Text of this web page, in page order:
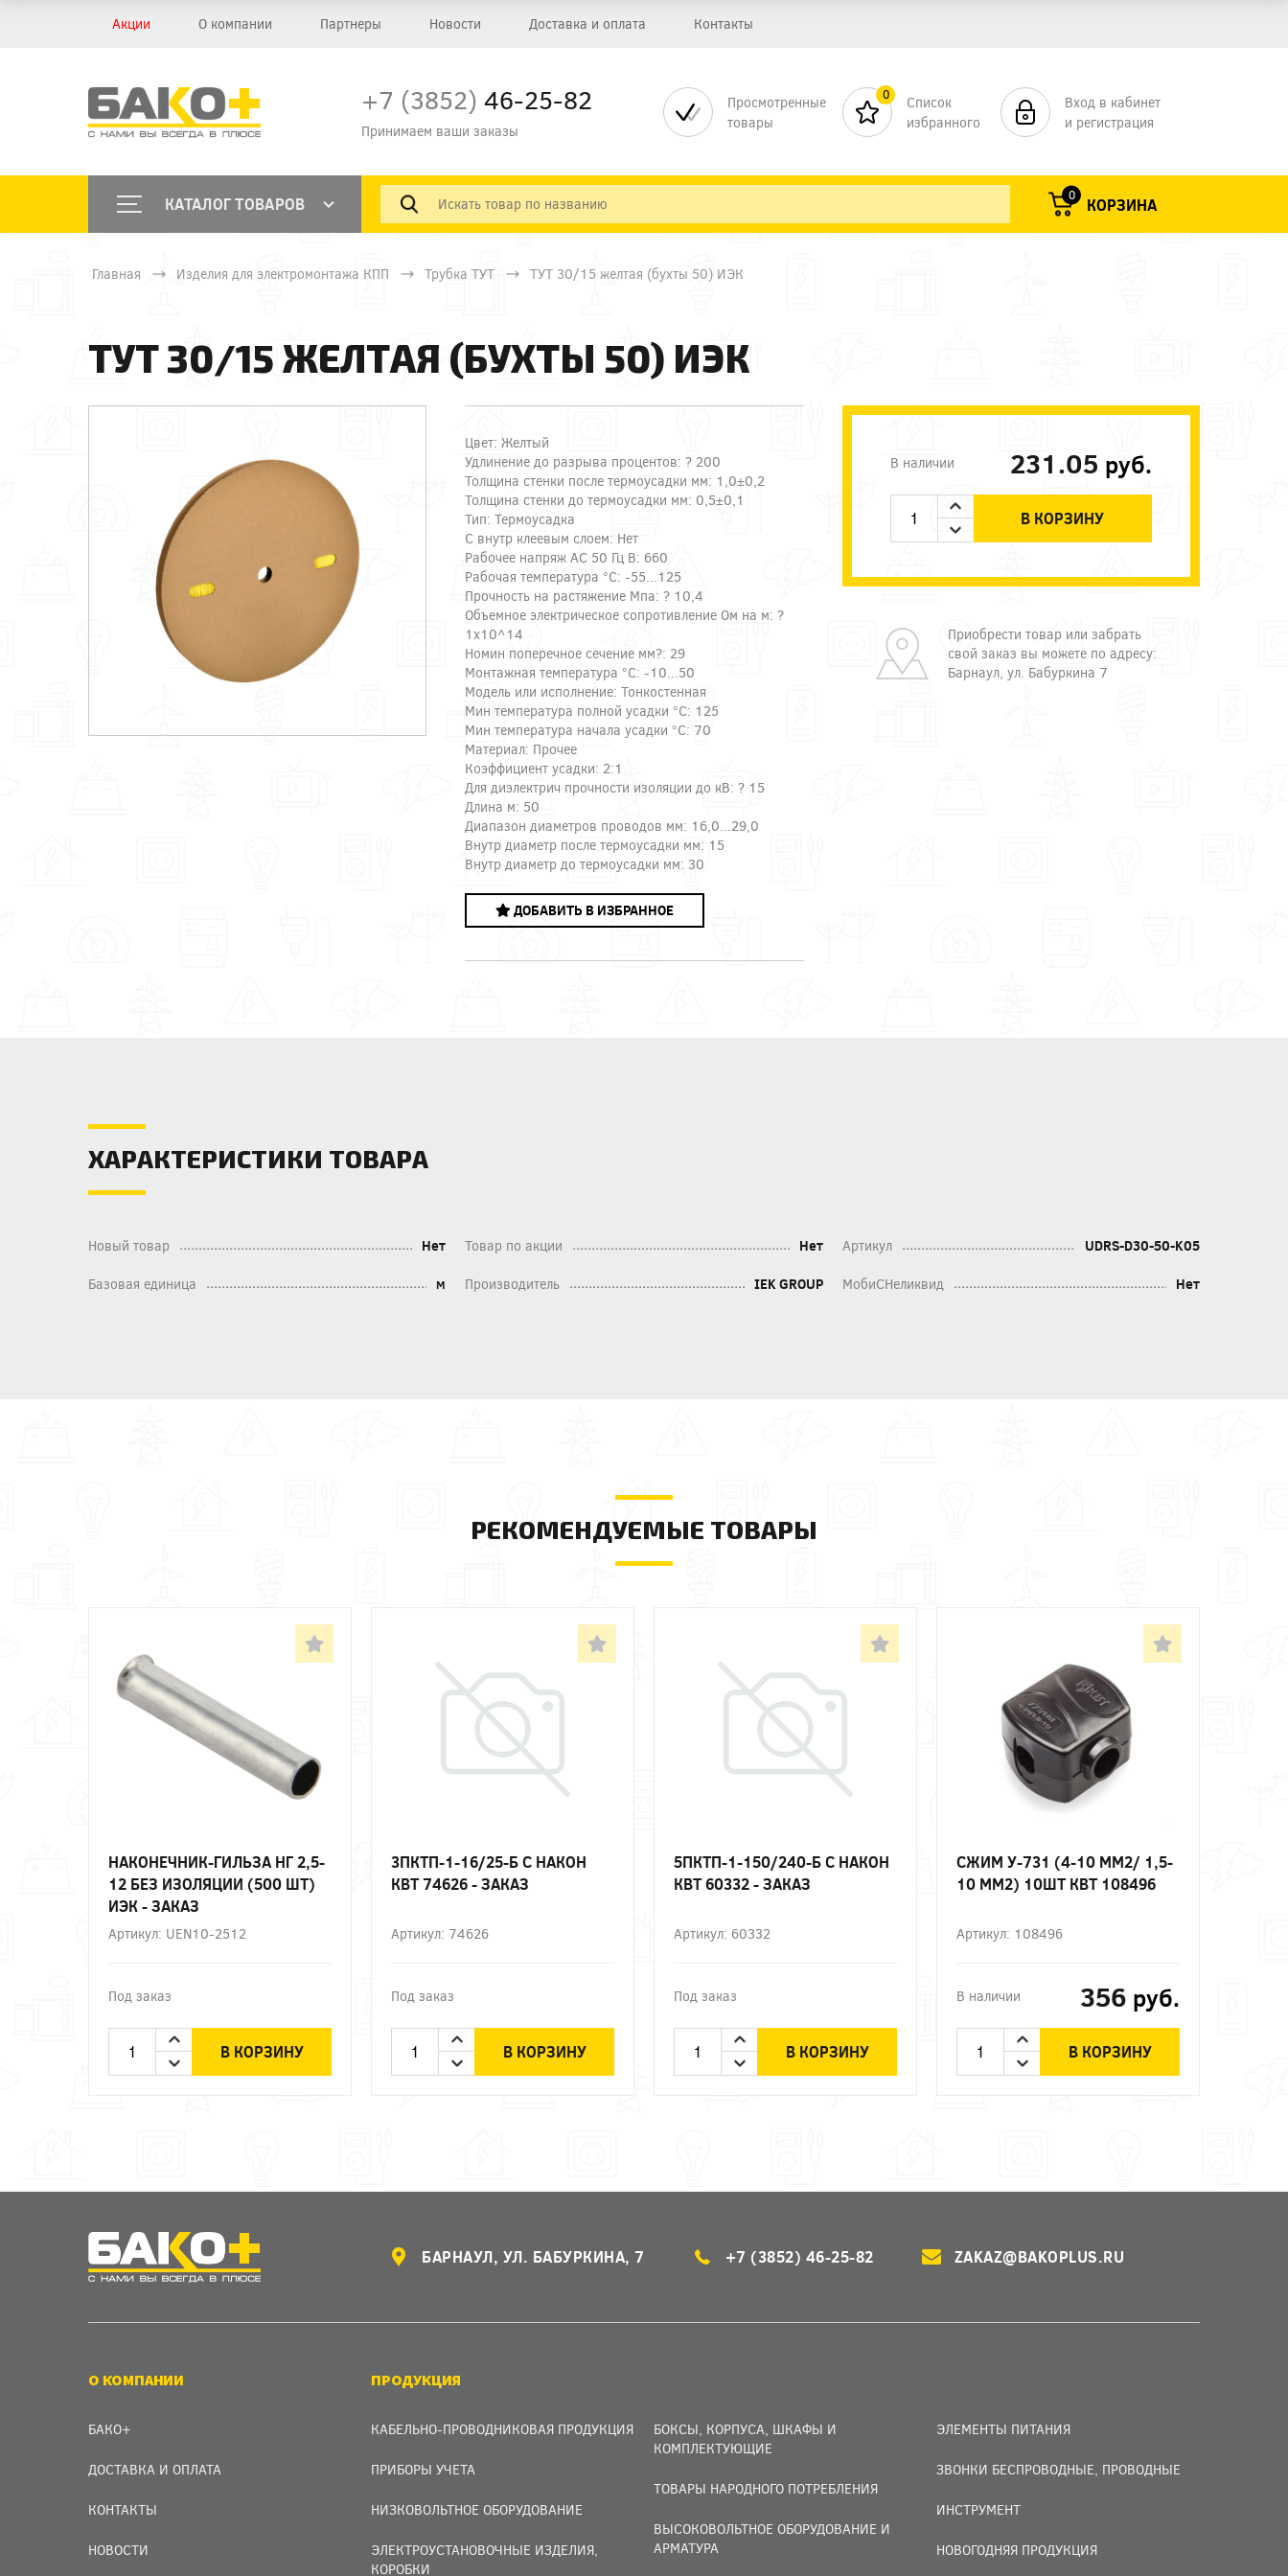
Акции О компании Партнеры Новости Доставка и оплата Контакты
+7 (3852) 46-25-82
Принимаем ваши заказы
Просмотренные
товары
0
Список
избранного
Вход в кабинет
и регистрация
КАТАЛОГ ТОВАРОВ 0 КОРЗИНА
Главная Изделия для электромонтажа КПП Трубка ТУТ ТУТ 30/15 желтая (бухты 50) ИЭК
ТУТ 30/15 ЖЕЛТАЯ (БУХТЫ 50) ИЭК
Цвет: Желтый
Удлинение до разрыва процентов: ? 200
Толщина стенки после термоусадки мм: 1,0±0,2
Толщина стенки до термоусадки мм: 0,5±0,1
Тип: Термоусадка
С внутр клеевым слоем: Нет
Рабочее напряж AC 50 Гц В: 660
Рабочая температура °C: -55...125
Прочность на растяжение Мпа: ? 10,4
Объемное электрическое сопротивление Ом на м: ?
1х10^14
Номин поперечное сечение мм?: 29
Монтажная температура °C: -10...50
Модель или исполнение: Тонкостенная
Мин температура полной усадки °C: 125
Мин температура начала усадки °C: 70
Материал: Прочее
Коэффициент усадки: 2:1
Для диэлектрич прочности изоляции до кВ: ? 15
Длина м: 50
Диапазон диаметров проводов мм: 16,0...29,0
Внутр диаметр после термоусадки мм: 15
Внутр диаметр до термоусадки мм: 30
ДОБАВИТЬ В ИЗБРАННОЕ
В наличии 231.05 руб.
В КОРЗИНУ
Приобрести товар или забрать
свой заказ вы можете по адресу:
Барнаул, ул. Бабуркина 7
ХАРАКТЕРИСТИКИ ТОВАРА
Новый товар Нет Товар по акции Нет Артикул UDRS-D30-50-K05
Базовая единица м Производитель IEK GROUP МобиСНеликвид Нет
РЕКОМЕНДУЕМЫЕ ТОВАРЫ
НАКОНЕЧНИК-ГИЛЬЗА НГ 2,5-
12 БЕЗ ИЗОЛЯЦИИ (500 ШТ)
ИЭК - ЗАКАЗ
Артикул: UEN10-2512
Под заказ
В КОРЗИНУ
3ПКТП-1-16/25-Б С НАКОН
КВТ 74626 - ЗАКАЗ
Артикул: 74626
Под заказ
В КОРЗИНУ
5ПКТП-1-150/240-Б С НАКОН
КВТ 60332 - ЗАКАЗ
Артикул: 60332
Под заказ
В КОРЗИНУ
СЖИМ У-731 (4-10 ММ2/ 1,5-
10 ММ2) 10ШТ КВТ 108496
Артикул: 108496
В наличии 356 руб.
В КОРЗИНУ
БАРНАУЛ, УЛ. БАБУРКИНА, 7 +7 (3852) 46-25-82 ZAKAZ@BAKOPLUS.RU
О КОМПАНИИ
БАКО+
ДОСТАВКА И ОПЛАТА
КОНТАКТЫ
НОВОСТИ
ПРОДУКЦИЯ
КАБЕЛЬНО-ПРОВОДНИКОВАЯ ПРОДУКЦИЯ
ПРИБОРЫ УЧЕТА
НИЗКОВОЛЬТНОЕ ОБОРУДОВАНИЕ
ЭЛЕКТРОУСТАНОВОЧНЫЕ ИЗДЕЛИЯ,
КОРОБКИ
БОКСЫ, КОРПУСА, ШКАФЫ И
КОМПЛЕКТУЮЩИЕ
ТОВАРЫ НАРОДНОГО ПОТРЕБЛЕНИЯ
ВЫСОКОВОЛЬТНОЕ ОБОРУДОВАНИЕ И
АРМАТУРА
ЭЛЕМЕНТЫ ПИТАНИЯ
ЗВОНКИ БЕСПРОВОДНЫЕ, ПРОВОДНЫЕ
ИНСТРУМЕНТ
НОВОГОДНЯЯ ПРОДУКЦИЯ